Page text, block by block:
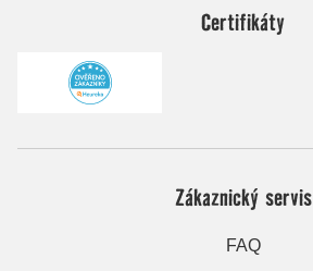
Certifikáty
Zákaznický servis
FAQ